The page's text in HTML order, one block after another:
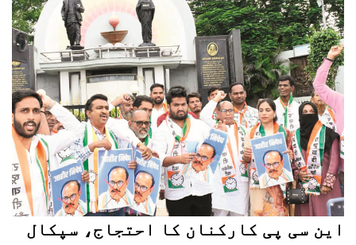
این سی پی کارکنان کا احتجاج، سپکال